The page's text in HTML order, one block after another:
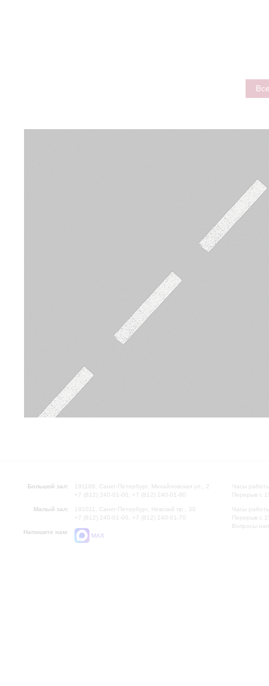
Большой зал:
191186, Санкт-Петербург, Михайловская ул., 2
+7 (812) 240-01-00, +7 (812) 240-01-80
Малый зал:
191011, Санкт-Петербург, Невский пр., 30
+7 (812) 240-01-00, +7 (812) 240-01-70
Напишите нам:
MAX
Часы
Перерыв с
Часы
Перерыв с
Вопросы